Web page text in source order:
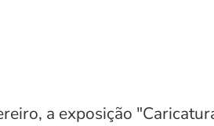
a exposição